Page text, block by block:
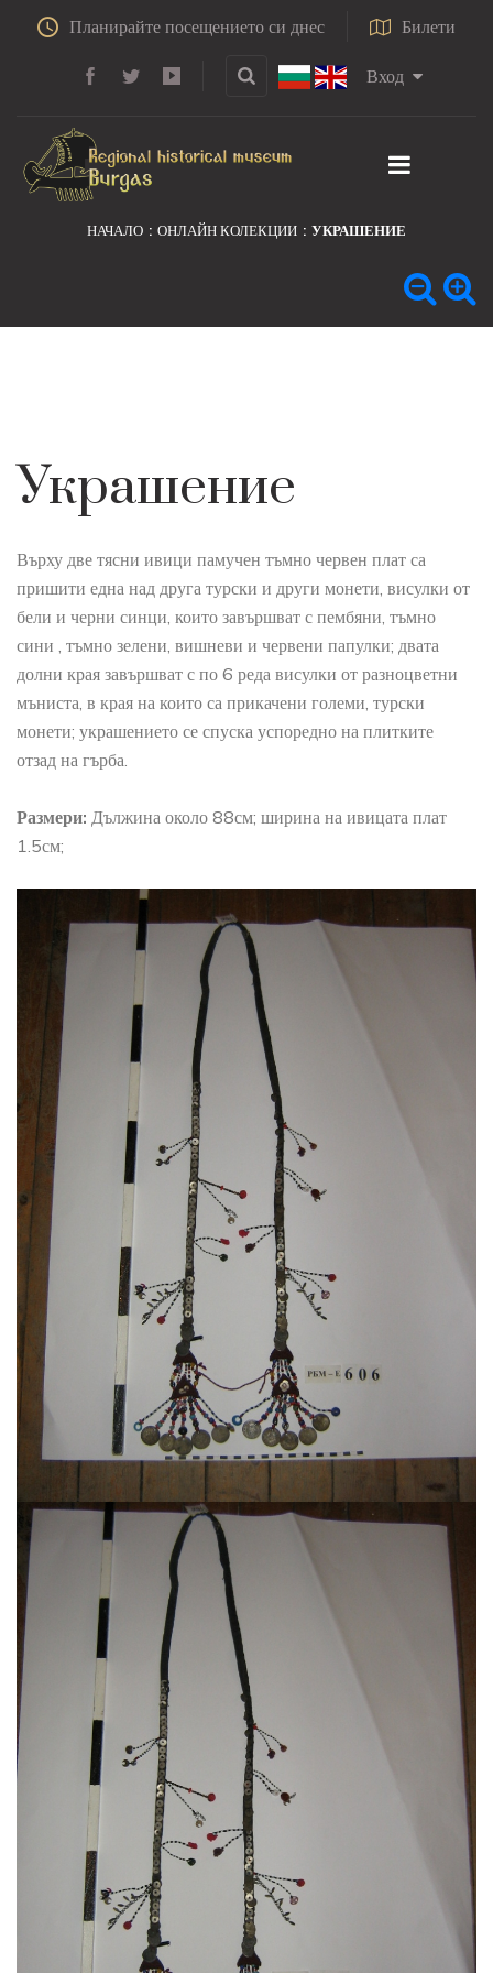
Планирайте посещението си днес Билети
Вход
НАЧАЛО ОНЛАЙН КОЛЕКЦИИ УКРАШЕНИЕ
Украшение
Върху две тясни ивици памучен тъмно червен плат са
пришити една над друга турски и други монети, висулки от
бели и черни синци, които завършват с пембяни, тъмно
сини , тъмно зелени, вишневи и червени папулки; двата
долни края завършват с по 6 реда висулки от разноцветни
мъниста, в края на които са прикачени големи, турски
монети; украшението се спуска успоредно на плитките
отзад на гърба.
Размери: Дължина около 88см; ширина на ивицата плат
1.5см;